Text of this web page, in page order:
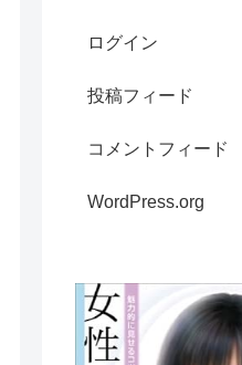
ログイン
投稿フィード
コメントフィード
WordPress.org